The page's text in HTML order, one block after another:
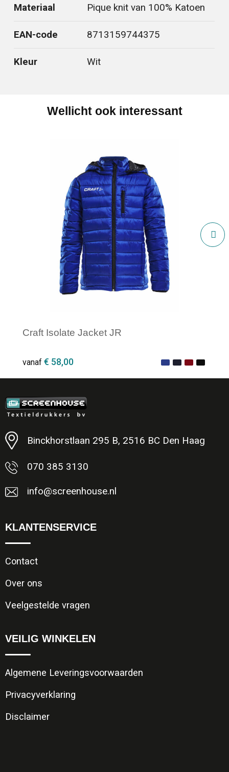
Materiaal Pique knit van 100% Katoen
EAN-code 8713159744375
Kleur Wit
Wellicht ook interessant
Craft Isolate Jacket JR
vanaf € 58,00
Minimale afname: 1
Binckhorstlaan 295 B, 2516 BC Den Haag
070 385 3130
info@screenhouse.nl
KLANTENSERVICE
Contact
Over ons
Veelgestelde vragen
VEILIG WINKELEN
Algemene Leveringsvoorwaarden
Privacyverklaring
Disclaimer